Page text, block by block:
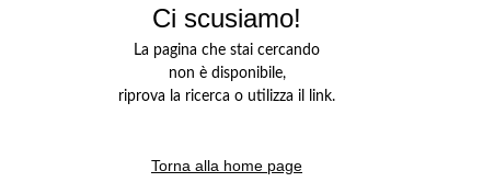
Ci scusiamo!
La pagina che stai cercando
non è disponibile,
riprova la ricerca o utilizza il link.
Torna alla home page